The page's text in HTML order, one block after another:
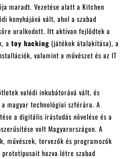
maradt. Vezetése alatt a Kitchen
konyhájává vált, ahol a szabad
uralkodott. Itt aktívan fejlődtek a
a toy hacking (játékok átalakítása), a
valamint a művészet és az IT
valódi inkubátorává vált, és
magyar technológiai szférára. A
a digitális írástudás növelése és a
volt Magyarországon. A
művészek, tervezők és programozók
hozva létre szabad